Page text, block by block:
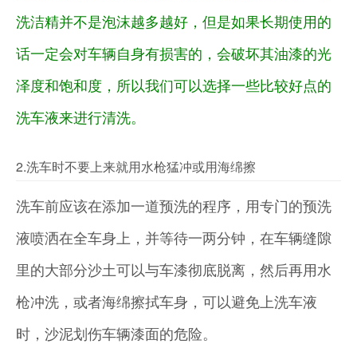
洗洁精并不是泡沫越多越好，但是如果长期使用的
话一定会对车辆自身有损害的，会破坏其油漆的光
泽度和饱和度，所以我们可以选择一些比较好点的
洗车液来进行清洗。
2.洗车时不要上来就用水枪猛冲或用海绵擦
洗车前应该在添加一道预洗的程序，用专门的预洗
液喷洒在全车身上，并等待一两分钟，在车辆缝隙
里的大部分沙土可以与车漆彻底脱离，然后再用水
枪冲洗，或者海绵擦拭车身，可以避免上洗车液
时，沙泥划伤车辆漆面的危险。